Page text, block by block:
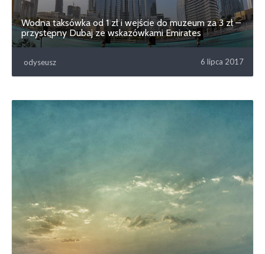
Wodna taksówka od 1 zł i wejście do muzeum za 3 zł –
przystępny Dubaj ze wskazówkami Emirates
odyseusz 6 lipca 2017